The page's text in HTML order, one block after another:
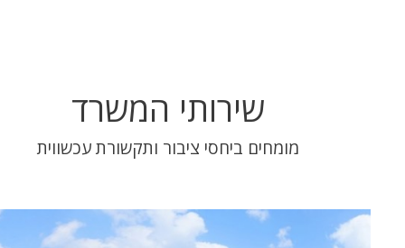
שירותי המשרד
מומחים ביחסי ציבור ותקשורת עכשווית